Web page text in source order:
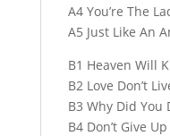
A4 You’re The
A5 Just Like An
B1 Heaven Will
B2 Love Don’t
B3 Why Did You
B4 Don’t Give